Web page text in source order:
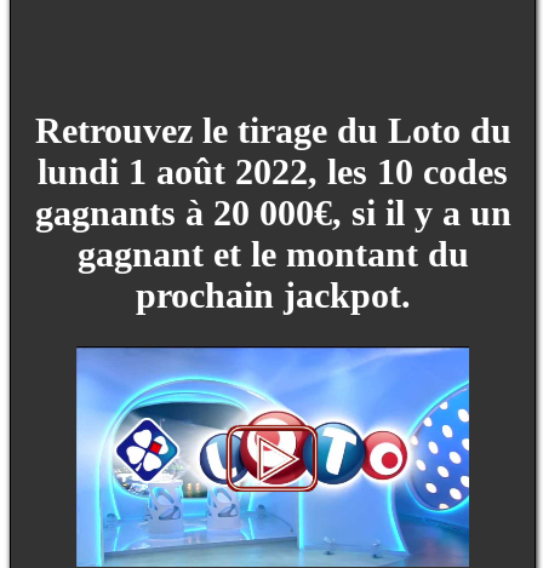
Retrouvez le tirage du Loto du
lundi 1 août 2022, les 10 codes
gagnants à 20 000€, si il y a un
gagnant et le montant du
prochain jackpot.